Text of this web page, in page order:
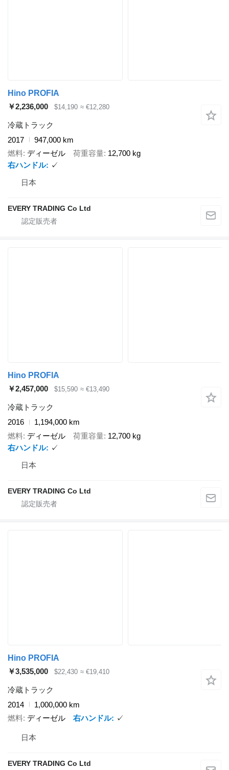
Hino PROFIA
￥2,236,000
$14,190 ≈ €12,280
冷蔵トラック
2017
947,000 km
燃料 ディーゼル 荷重容量 12,700 kg
右ハンドル
✓
日本
EVERY TRADING Co Ltd
Hino PROFIA
￥2,457,000
$15,590 ≈ €13,490
冷蔵トラック
2016
1,194,000 km
燃料 ディーゼル 荷重容量 12,700 kg
右ハンドル
✓
日本
EVERY TRADING Co Ltd
Hino PROFIA
￥3,535,000
$22,430 ≈ €19,410
冷蔵トラック
2014
1,000,000 km
燃料 ディーゼル 右ハンドル ✓
日本
EVERY TRADING Co Ltd